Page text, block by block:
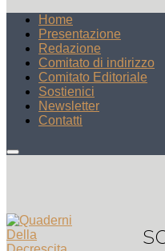
Home
Presentazione
Redazione
Comitato di indirizzo
Comitato Editoriale
Sostienici
Newsletter
Contatti